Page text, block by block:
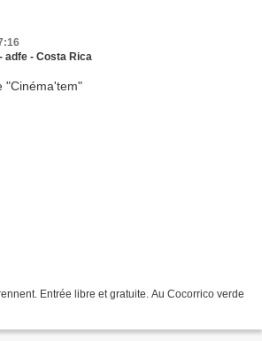
adfe - Costa Rica
Entrée libre et gratuite. Au Cocorrico verde